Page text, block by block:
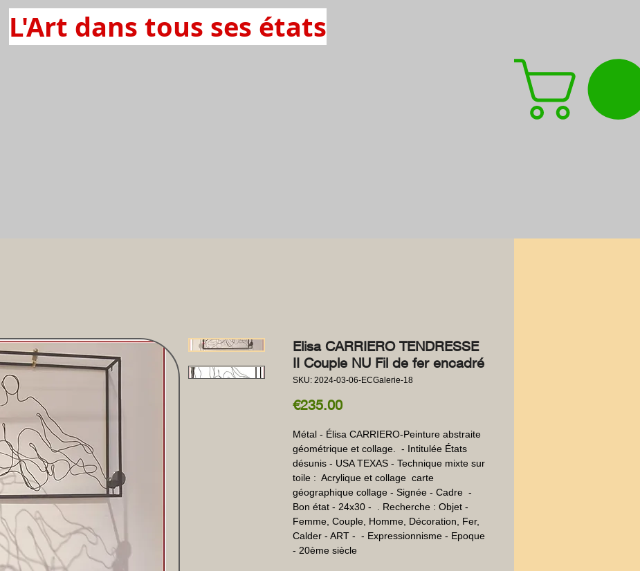
L'Art dans tous ses états
Elisa CARRIERO TENDRESSE
II Couple NU Fil de fer encadré
SKU: 2024-03-06-ECGalerie-18
€235.00Price
Métal - Élisa CARRIERO-Peinture abstraite
géométrique et collage.  - Intitulée États
désunis - USA TEXAS - Technique mixte sur
toile :  Acrylique et collage  carte
géographique collage - Signée - Cadre  -
Bon état - 24x30 -  . Recherche : Objet -
Femme, Couple, Homme, Décoration, Fer,
Calder - ART -  - Expressionnisme - Epoque
- 20ème siècle